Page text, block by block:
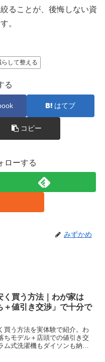
ることが、後悔しない資
。
らして整える
る
はてブ
コピー
ローする
みずかめ
く買う方法｜わが家は
＋値引き交渉」で十分で
買う方法を実体験で紹介。わ
ちモデル＋店頭での値引き交
ム式洗濯機もダイソンも納得